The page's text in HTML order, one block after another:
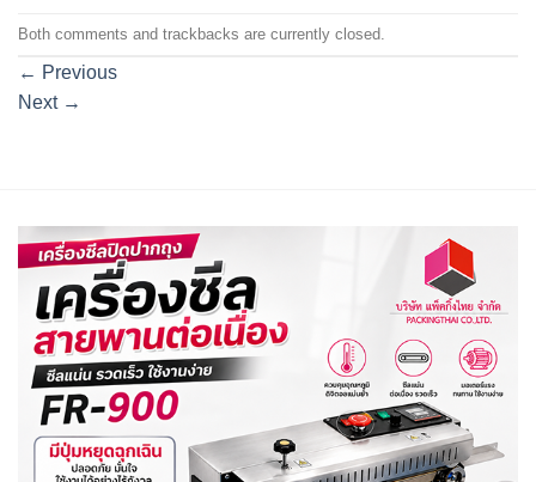
Both comments and trackbacks are currently closed.
← Previous
Next →